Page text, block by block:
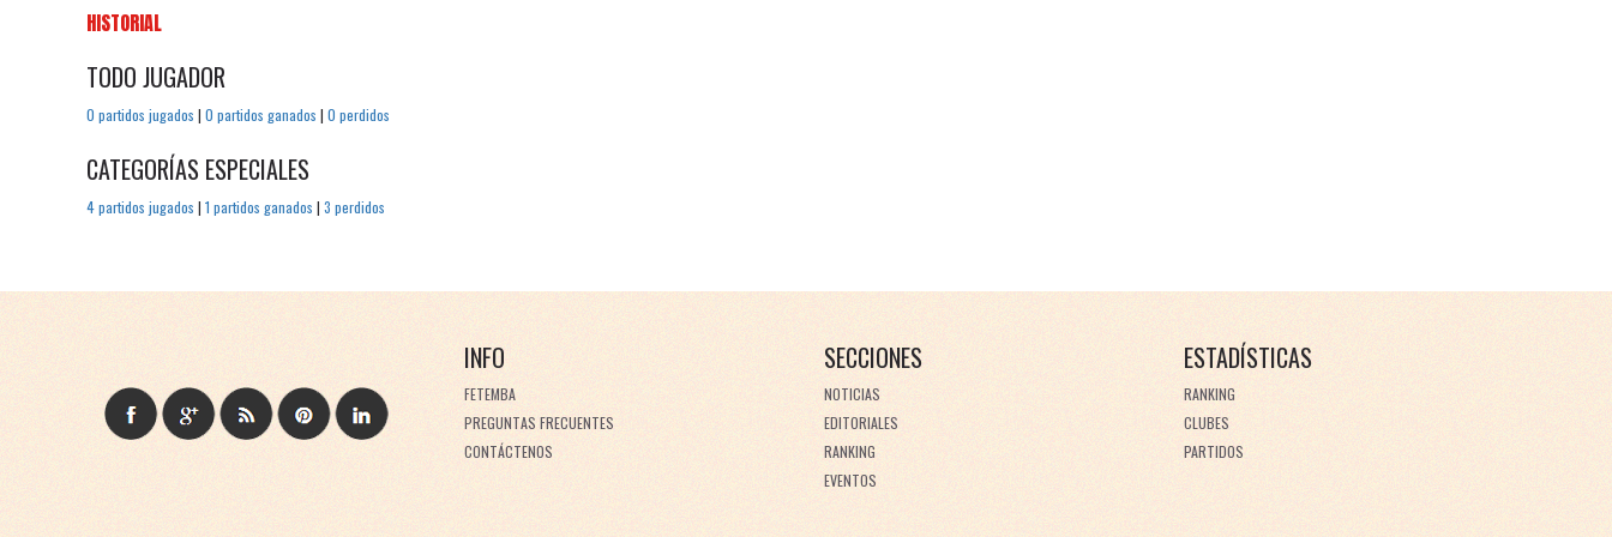
HISTORIAL
TODO JUGADOR
0 partidos jugados | 0 partidos ganados | 0 perdidos
CATEGORÍAS ESPECIALES
4 partidos jugados | 1 partidos ganados | 3 perdidos
INFO
FETEMBA
PREGUNTAS FRECUENTES
CONTÁCTENOS
SECCIONES
NOTICIAS
EDITORIALES
RANKING
EVENTOS
ESTADÍSTICAS
RANKING
CLUBES
PARTIDOS